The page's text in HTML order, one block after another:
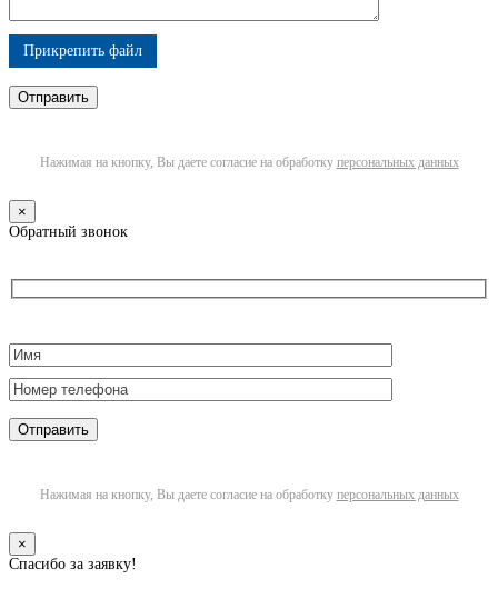
Прикрепить файл
Нажимая на кнопку, Вы даете согласие на обработку персональных данных
×
Обратный звонок
Нажимая на кнопку, Вы даете согласие на обработку персональных данных
×
Спасибо за заявку!